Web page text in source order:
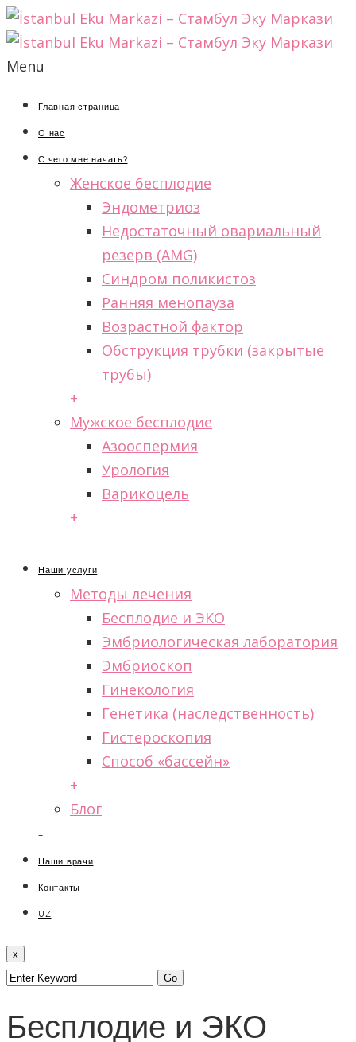
Menu
Главная страница
О нас
С чего мне начать?
Женское бесплодие
Эндометриоз
Недостаточный овариальный
резерв (AMG)
Синдром поликистоз
Ранняя менопауза
Возрастной фактор
Обструкция трубки (закрытые
трубы)
+
Мужское бесплодие
Азооспермия
Урология
Варикоцель
+
+
Наши услуги
Методы лечения
Бесплодие и ЭКО
Эмбриологическая лаборатория
Эмбриоскоп
Гинекология
Генетика (наследственность)
Гистероскопия
Способ «бассейн»
+
Блог
+
Наши врачи
Контакты
UZ
x
Бесплодие и ЭКО